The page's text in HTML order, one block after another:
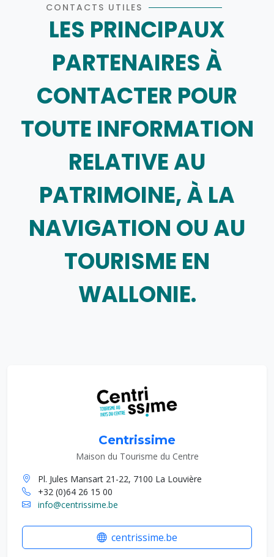
CONTACTS UTILES
LES PRINCIPAUX
PARTENAIRES À
CONTACTER POUR
TOUTE INFORMATION
RELATIVE AU
PATRIMOINE, À LA
NAVIGATION OU AU
TOURISME EN
WALLONIE.
Centrissime
Maison du Tourisme du Centre
Pl. Jules Mansart 21-22, 7100 La Louvière
+32 (0)64 26 15 00
info@centrissime.be
centrissime.be